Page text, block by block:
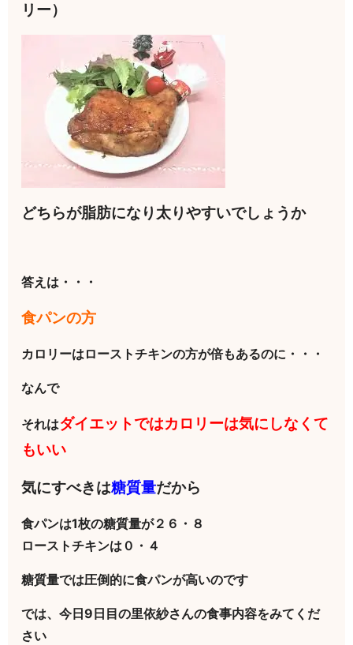
リー）
どちらが脂肪になり太りやすいでしょうか
答えは・・・
食パンの方
カロリーはローストチキンの方が倍もあるのに・・・
なんで
それはダイエットではカロリーは気にしなくて
もいい
気にすべきは糖質量だから
食パンは1枚の糖質量が２６・８
ローストチキンは０・４
糖質量では圧倒的に食パンが高いのです
では、今日9日目の里依紗さんの食事内容をみてくだ
さい